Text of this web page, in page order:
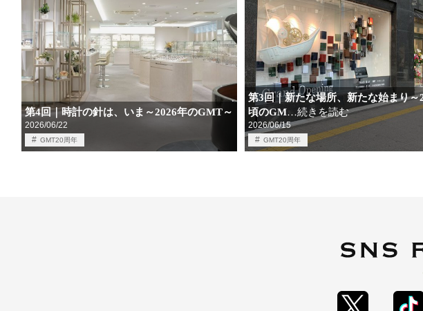
第4回｜時計の針は、いま～2026年のGMT～
2026/06/22
GMT20周年
第3回｜新たな場所、新たな始まり～
頃のGM…続きを読む
2026/06/15
GMT20周年